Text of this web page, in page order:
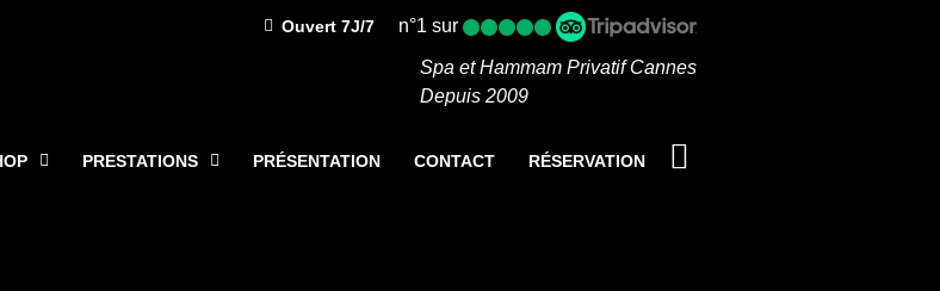
Ouvert 7J/7 n°1 sur
Spa et Hammam Privatif Cannes
Depuis 2009
PRESTATIONS PRÉSENTATION CONTACT RÉSERVATION